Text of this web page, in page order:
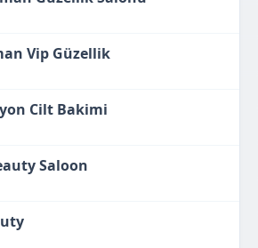
Vip Güzellik
Cilt Bakimi
Saloon